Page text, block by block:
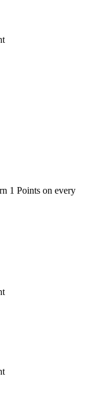
1 Points on every